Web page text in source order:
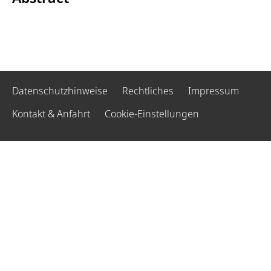
Datenschutzhinweise Rechtliches
Impressum
Kontakt & Anfahrt
Cookie-Einstellungen